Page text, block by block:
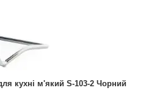
кухні м'який S-103-2 Чорний